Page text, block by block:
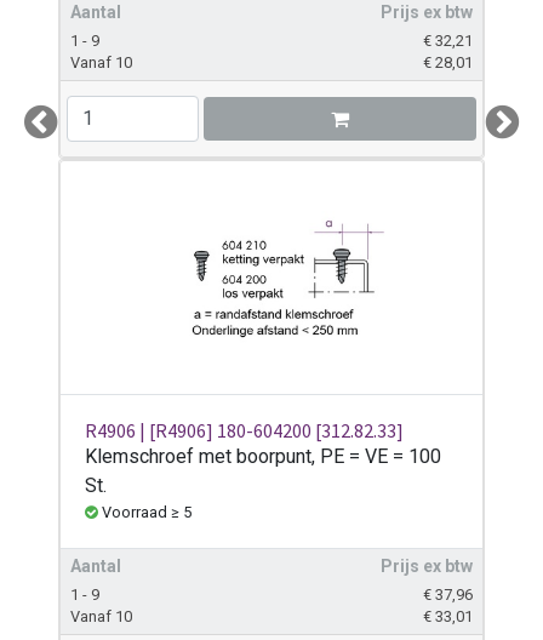
Aantal Prijs ex btw
1 - 9 € 32,21
Vanaf 10
€ 28,01
R4906 | [R4906] 180-604200 [312.82.33]
Klemschroef met boorpunt, PE = VE = 100
St.
Voorraad ≥ 5
Aantal Prijs ex btw
1 - 9 € 37,96
Vanaf 10
€ 33,01
Previous Next